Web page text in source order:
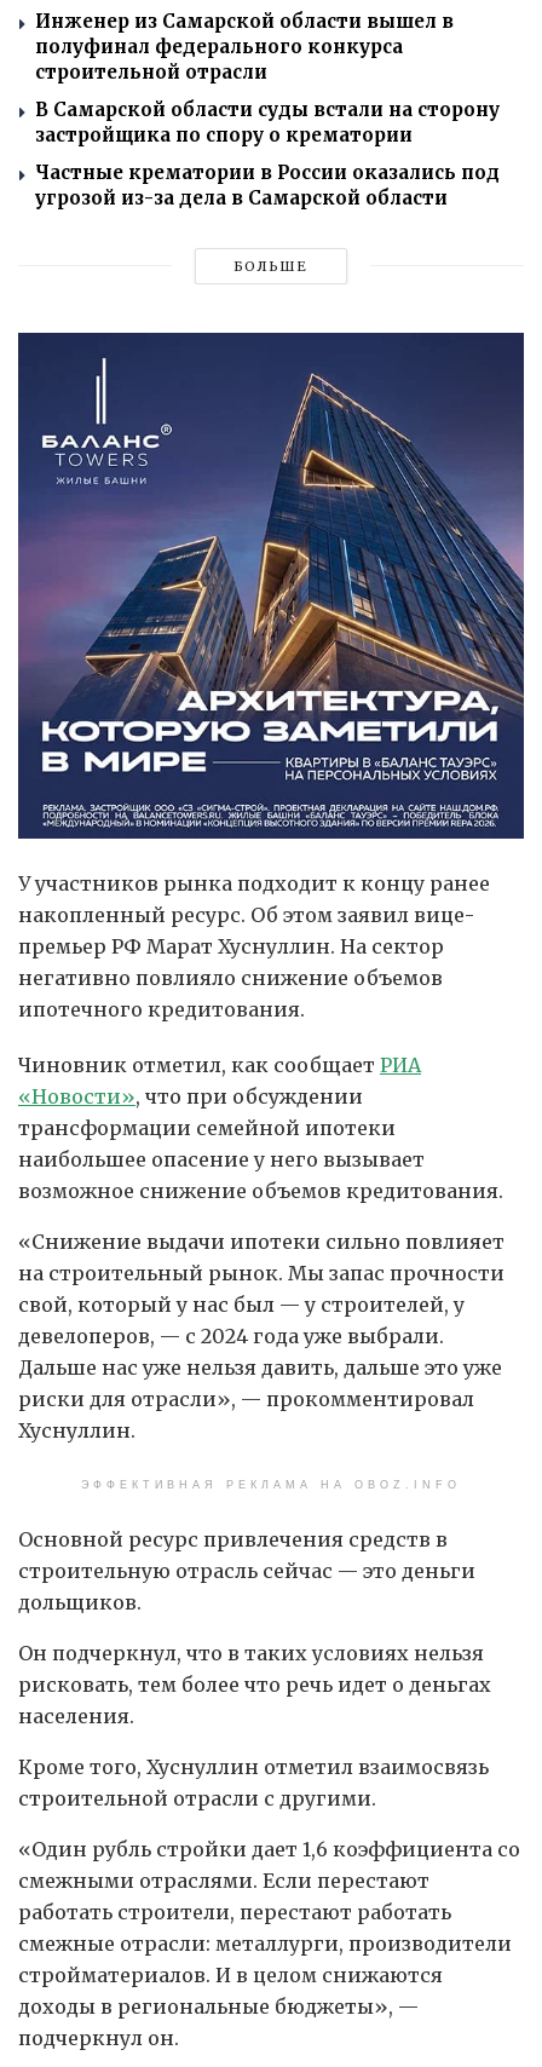
Инженер из Самарской области вышел в
полуфинал федерального конкурса
строительной отрасли
В Самарской области суды встали на сторону
застройщика по спору о крематории
Частные крематории в России оказались под
угрозой из-за дела в Самарской области
БОЛЬШЕ
У участников рынка подходит к концу ранее
накопленный ресурс. Об этом заявил вице-
премьер РФ Марат Хуснуллин. На сектор
негативно повлияло снижение объемов
ипотечного кредитования.
Чиновник отметил, как сообщает РИА
«Новости», что при обсуждении
трансформации семейной ипотеки
наибольшее опасение у него вызывает
возможное снижение объемов кредитования.
«Снижение выдачи ипотеки сильно повлияет
на строительный рынок. Мы запас прочности
свой, который у нас был — у строителей, у
девелоперов, — с 2024 года уже выбрали.
Дальше нас уже нельзя давить, дальше это уже
риски для отрасли», — прокомментировал
Хуснуллин.
ЭФФЕКТИВНАЯ РЕКЛАМА НА OBOZ.INFO
Основной ресурс привлечения средств в
строительную отрасль сейчас — это деньги
дольщиков.
Он подчеркнул, что в таких условиях нельзя
рисковать, тем более что речь идет о деньгах
населения.
Кроме того, Хуснуллин отметил взаимосвязь
строительной отрасли с другими.
«Один рубль стройки дает 1,6 коэффициента со
смежными отраслями. Если перестают
работать строители, перестают работать
смежные отрасли: металлурги, производители
стройматериалов. И в целом снижаются
доходы в региональные бюджеты», —
подчеркнул он.